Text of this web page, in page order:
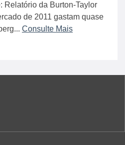
Relatório da Burton-Taylor
de 2011 gastam quase
Consulte Mais